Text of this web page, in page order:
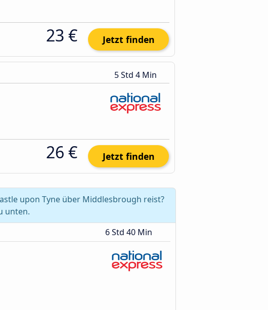
23 € Jetzt finden
5 Std 4 Min
26 € Jetzt finden
upon Tyne über Middlesbrough reist?
unten.
6 Std 40 Min